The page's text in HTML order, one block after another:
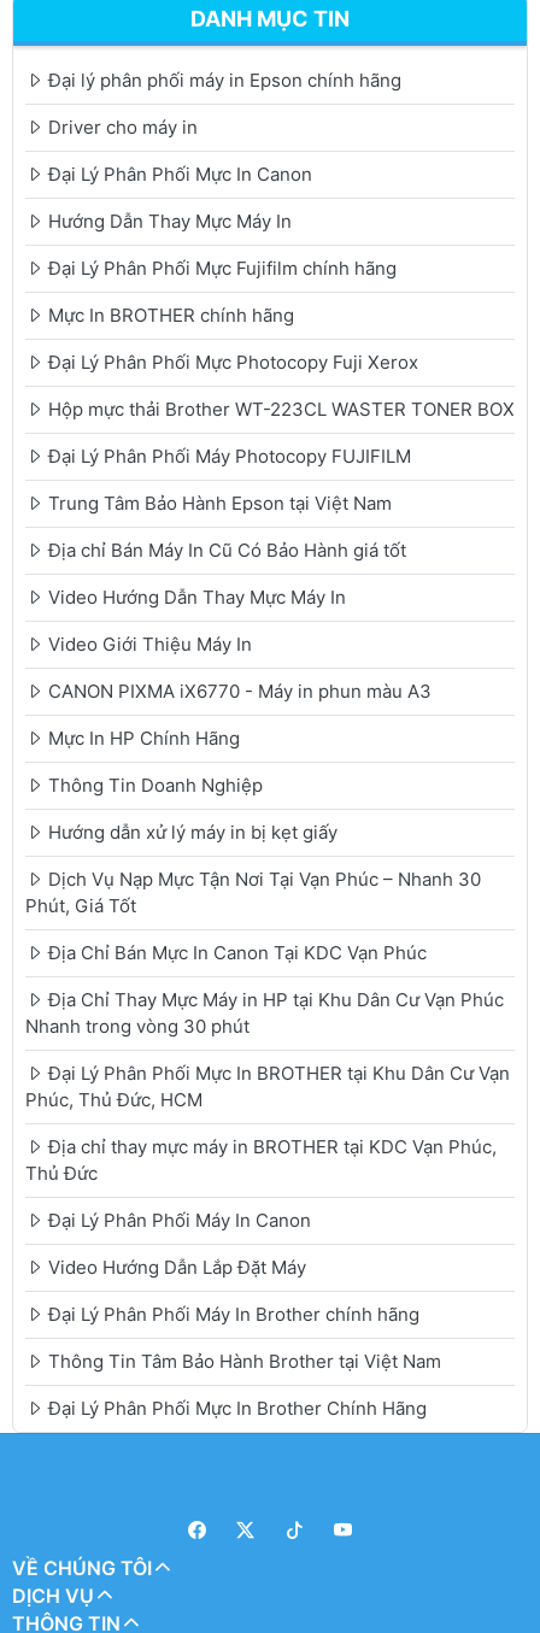
DANH MỤC TIN
Đại lý phân phối máy in Epson chính hãng
Driver cho máy in
Đại Lý Phân Phối Mực In Canon
Hướng Dẫn Thay Mực Máy In
Đại Lý Phân Phối Mực Fujifilm chính hãng
Mực In BROTHER chính hãng
Đại Lý Phân Phối Mực Photocopy Fuji Xerox
Hộp mực thải Brother WT-223CL WASTER TONER BOX
Đại Lý Phân Phối Máy Photocopy FUJIFILM
Trung Tâm Bảo Hành Epson tại Việt Nam
Địa chỉ Bán Máy In Cũ Có Bảo Hành giá tốt
Video Hướng Dẫn Thay Mực Máy In
Video Giới Thiệu Máy In
CANON PIXMA iX6770 - Máy in phun màu A3
Mực In HP Chính Hãng
Thông Tin Doanh Nghiệp
Hướng dẫn xử lý máy in bị kẹt giấy
Dịch Vụ Nạp Mực Tận Nơi Tại Vạn Phúc – Nhanh 30
Phút, Giá Tốt
Địa Chỉ Bán Mực In Canon Tại KDC Vạn Phúc
Địa Chỉ Thay Mực Máy in HP tại Khu Dân Cư Vạn Phúc
Nhanh trong vòng 30 phút
Đại Lý Phân Phối Mực In BROTHER tại Khu Dân Cư Vạn
Phúc, Thủ Đức, HCM
Địa chỉ thay mực máy in BROTHER tại KDC Vạn Phúc,
Thủ Đức
Đại Lý Phân Phối Máy In Canon
Video Hướng Dẫn Lắp Đặt Máy
Đại Lý Phân Phối Máy In Brother chính hãng
Thông Tin Tâm Bảo Hành Brother tại Việt Nam
Đại Lý Phân Phối Mực In Brother Chính Hãng
VỀ CHÚNG TÔI
DỊCH VỤ
THÔNG TIN